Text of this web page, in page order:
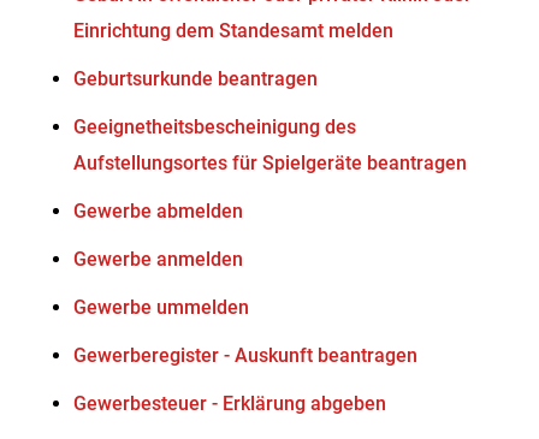
Einrichtung dem Standesamt melden
Geburtsurkunde beantragen
Geeignetheitsbescheinigung des
Aufstellungsortes für Spielgeräte beantragen
Gewerbe abmelden
Gewerbe anmelden
Gewerbe ummelden
Gewerberegister - Auskunft beantragen
Gewerbesteuer - Erklärung abgeben